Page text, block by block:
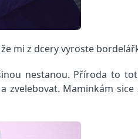
mi z dcery vyroste
nestanou. Příroda to
zvelebovat. Maminkám